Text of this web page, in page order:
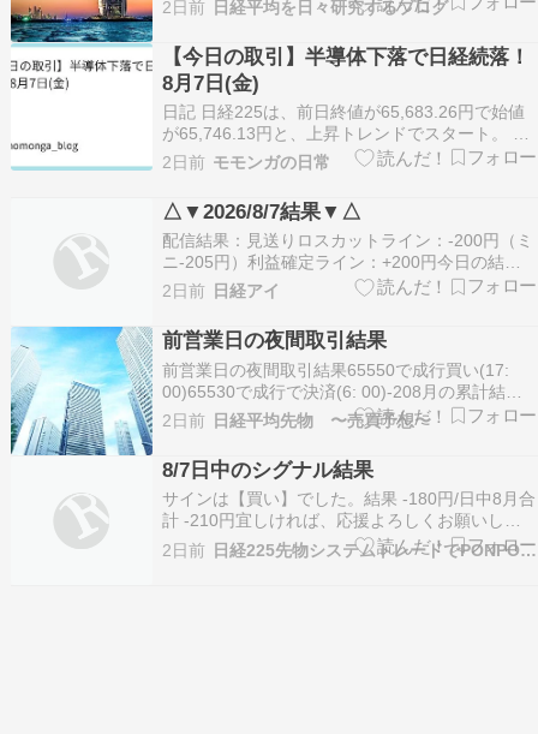
０円で決済結果 －２０８月の夜間結果 ＋８５０
2日前 日経平均を日々研究するブログ
【今日の取引】半導体下落で日経続落！
8月7日(金)
日記 日経225は、前日終値が65,683.26円で始値
が65,746.13円と、上昇トレンドでスタート。 米
国市場は、ダウやナスダック、S＆P500が揃って
下落するなど不調。イラン戦争の和平期待があり
つつも、アメリカやイスラエルのホルムズ海峡通
航を審議され、原油高となる。 日…
2日前 モモンガの日常
△▼2026/8/7結果▼△
配信結果：見送りロスカットライン：-200円（ミ
ニ-205円）利益確定ライン：+200円今日の結
果：+0円(+0円)2026年8月の累計 +450円
（+450,000円）※会員のお申し込みは、こちら
からお願い致します。※お問い合わせについて
は、こちら からお願い致します。クリッ…
2日前 日経アイ
前営業日の夜間取引結果
前営業日の夜間取引結果65550で成行買い(17:
00)65530で成行で決済(6: 00)-208月の累計結
果-14908月の日中・夜間累計結果-2280ブログラ
ンキングに参加しています。下のバナーをクリッ
クお願いします！ にほんブログ村 にほんブログ
村 にほんブログ村 日…
2日前 日経平均先物 〜売買予想〜
8/7日中のシグナル結果
サインは【買い】でした。結果 -180円/日中8月合
計 -210円宜しければ、応援よろしくお願いしま
す。↓ ↓日経225先物ランキングにほんブログ村
2日前 日経225先物システムトレードでPONPON！